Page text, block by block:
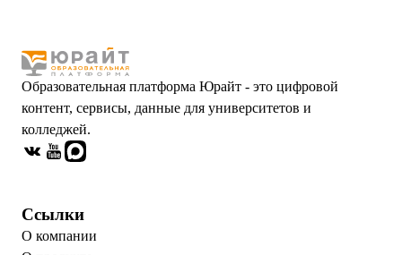
Образовательная платформа Юрайт - это цифровой
контент, сервисы, данные для университетов и
колледжей.
Ссылки
О компании